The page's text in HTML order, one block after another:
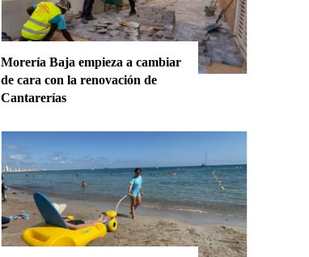
Morería Baja empieza a cambiar
de cara con la renovación de
Cantarerías